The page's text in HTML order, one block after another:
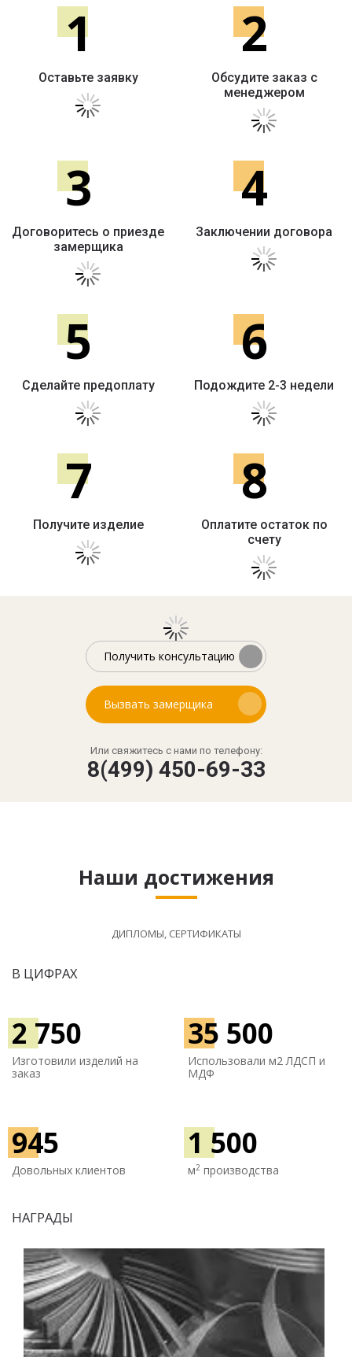
1
Оставьте заявку
2
Обсудите заказ с
менеджером
3
Договоритесь о приезде
замерщика
4
Заключении договора
5
Сделайте предоплату
6
Подождите 2-3 недели
7
Получите изделие
8
Оплатите остаток по
счету
Получить консультацию
Вызвать замерщика
Или свяжитесь с нами по телефону:
8(499) 450-69-33
Наши достижения
ДИПЛОМЫ, СЕРТИФИКАТЫ
В ЦИФРАХ
2 750
Изготовили изделий на
заказ
35 500
Использовали м2 ЛДСП и
МДФ
945
Довольных клиентов
1 500
м2 производства
НАГРАДЫ